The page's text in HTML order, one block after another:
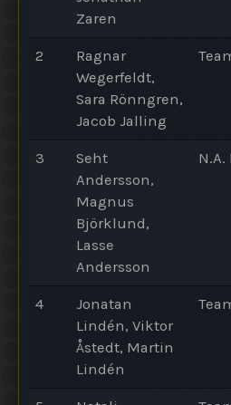
Zaren
2
Ragnar
Wegerfeldt,
Sara Rönngren,
Jacob Jalling
3
Seht
Andersson,
Magnus
Björklund,
Lasse
Andersson
N.A.
4
Jonatan
Lindén, Viktor
Åstedt, Martin
Lindén